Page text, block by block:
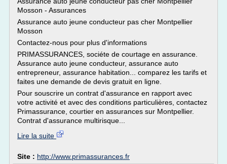
Mosson - Assurances
Assurance auto jeune conducteur pas cher Montpellier
Mosson
Contactez-nous pour plus d'informations
PRIMASSURANCES, sociéte de courtage en assurance.
Assurance auto jeune conducteur, assurance auto
entrepreneur, assurance habitation... comparez les tarifs et
faites une demande de devis gratuit en ligne.
Pour souscrire un contrat d'assurance en rapport avec
votre activité et avec des conditions particulières, contactez
Primassurance, courtier en assurances sur Montpellier.
Contrat d'assurance multirisque...
Lire la suite
Site : http://www.primassurances.fr